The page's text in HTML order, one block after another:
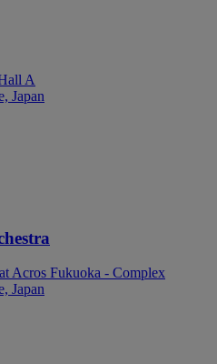
A
Japan
Acros Fukuoka - Complex
Japan